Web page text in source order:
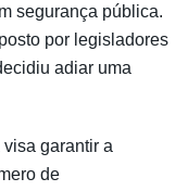
segurança pública.
por legisladores
adiar uma
garantir a
de